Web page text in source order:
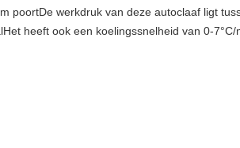
poortDe werkdruk van deze autoclaaf ligt
heeft ook een koelingssnelheid van 0-